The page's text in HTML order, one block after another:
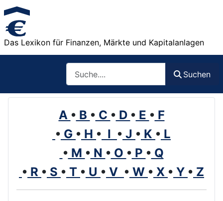
Das Lexikon für Finanzen, Märkte und Kapitalanlagen
Suchen
A • B • C • D • E • F
• G • H • I • J • K • L
• M • N • O • P • Q
• R • S • T • U • V • W • X • Y • Z